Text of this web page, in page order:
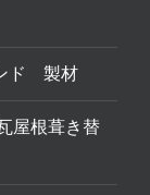
ド 製材
屋根葺き替